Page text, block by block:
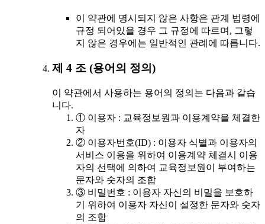
이 약관에 명시되지 않은 사항은 관계 법령에
규정 되어있을 경우 그 규정에 따르며, 그렇
지 않은 경우에는 일반적인 관례에 따릅니다.
제 4 조 (용어의 정의)
이 약관에서 사용하는 용어의 정의는 다음과 같습
니다.
① 이용자 : 교육정보원과 이용계약을 체결한
자
② 이용자번호(ID) : 이용자 식별과 이용자의
서비스 이용을 위하여 이용계약 체결시 이용
자의 선택에 의하여 교육정보원이 부여하는
문자와 숫자의 조합
③ 비밀번호 : 이용자 자신의 비밀을 보호하
기 위하여 이용자 자신이 설정한 문자와 숫자
의 조합